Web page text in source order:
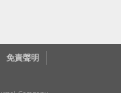
免責聲明